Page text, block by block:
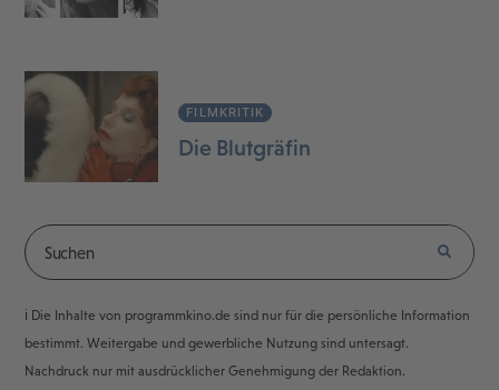
FILMKRITIK
Die Blutgräfin
ℹ️ Die Inhalte von programmkino.de sind nur für die persönliche Information
bestimmt. Weitergabe und gewerbliche Nutzung sind untersagt.
Nachdruck nur mit ausdrücklicher Genehmigung der Redaktion.